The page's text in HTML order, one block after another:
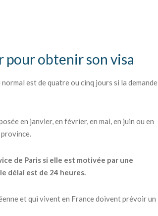
pour obtenir son visa
est de quatre ou cinq jours si la demande
en janvier, en février, en mai, en juin ou en
de Paris si elle est motivée par une
délai est de 24 heures.
et qui vivent en France doivent prévoir un